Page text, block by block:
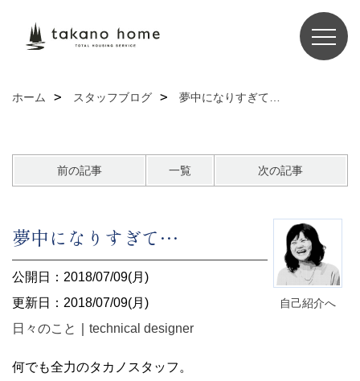
ホーム スタッフブログ 夢中になりすぎて…
前の記事 一覧 次の記事
自己紹介へ
夢中になりすぎて…
公開日：2018/07/09(月)
更新日：2018/07/09(月)
日々のこと
technical designer
何でも全力のタカノスタッフ。